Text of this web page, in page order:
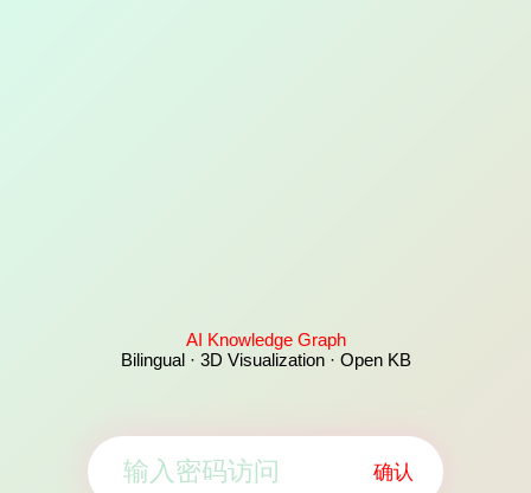
AI Knowledge Graph
Bilingual · 3D Visualization · Open KB
确认